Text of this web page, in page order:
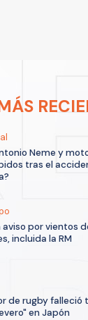
Neme y
tras el
aviso por vientos
incluida la RM
de rugby falleció
en Japón